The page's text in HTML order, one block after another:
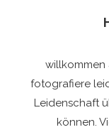
willkommen
fotografiere
Leidenschaft
können.